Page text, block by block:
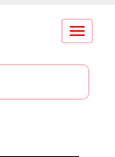
Conmutar